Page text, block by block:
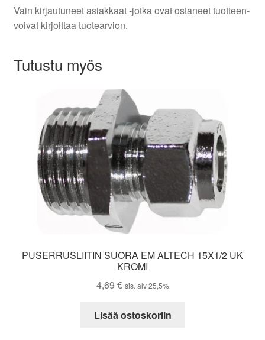
Vain kirjautuneet asiakkaat -jotka ovat ostaneet tuotteen-
voivat kirjoittaa tuotearvion.
Tutustu myös
PUSERRUSLIITIN SUORA EM ALTECH 15X1/2 UK
KROMI
4,69 € sis. alv 25,5%
Lisää ostoskoriin